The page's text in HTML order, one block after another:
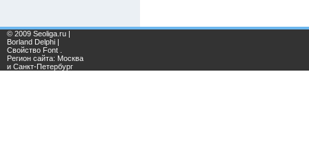
© 2009 Seoliga.ru |
Borland Delphi |
Свойство Font .
Регион сайта: Москва
и Санкт-Петербург